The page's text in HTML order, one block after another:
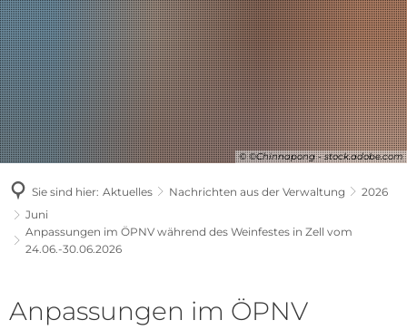
© ©Chinnapong - stock.adobe.com
Sie sind hier: Aktuelles Nachrichten aus der Verwaltung
2026
Juni
Anpassungen im ÖPNV während des Weinfestes in Zell vom
24.06.-30.06.2026
Anpassungen im ÖPNV